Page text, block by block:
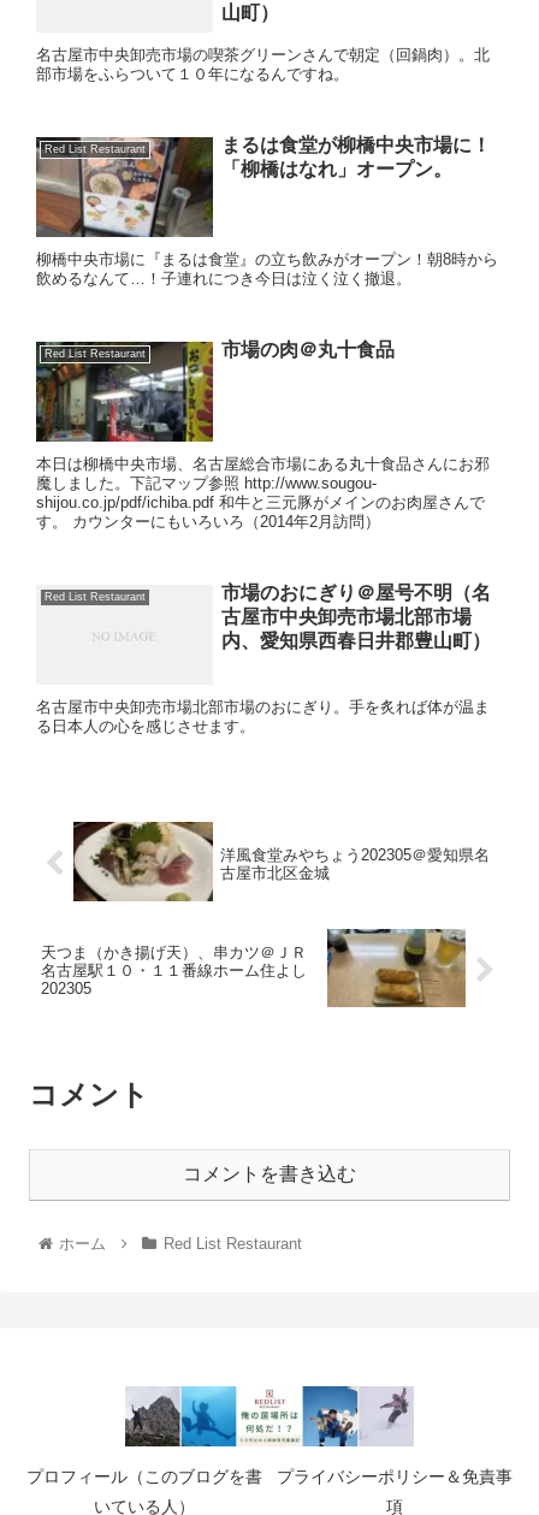
山町）
名古屋市中央卸売市場の喫茶グリーンさんで朝定（回鍋肉）。北
部市場をふらついて１０年になるんですね。
Red List Restaurant
まるは食堂が柳橋中央市場に！
「柳橋はなれ」オープン。
柳橋中央市場に『まるは食堂』の立ち飲みがオープン！朝8時から
飲めるなんて…！子連れにつき今日は泣く泣く撤退。
Red List Restaurant 市場の肉＠丸十食品
本日は柳橋中央市場、名古屋総合市場にある丸十食品さんにお邪
魔しました。下記マップ参照 http://www.sougou-
shijou.co.jp/pdf/ichiba.pdf 和牛と三元豚がメインのお肉屋さんで
す。 カウンターにもいろいろ（2014年2月訪問）
Red List Restaurant
市場のおにぎり＠屋号不明（名
古屋市中央卸売市場北部市場
内、愛知県西春日井郡豊山町）
名古屋市中央卸売市場北部市場のおにぎり。手を炙れば体が温ま
る日本人の心を感じさせます。
洋風食堂みやちょう202305＠愛知県名
古屋市北区金城
天つま（かき揚げ天）、串カツ＠ＪＲ
名古屋駅１０・１１番線ホーム住よし
202305
コメント
コメントを書き込む
ホーム Red List Restaurant
プロフィール（このブログを書
いている人）
プライバシーポリシー＆免責事
項